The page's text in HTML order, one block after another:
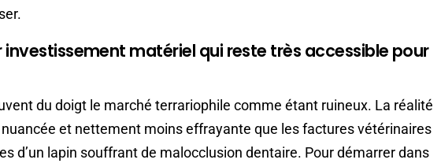
investissement matériel qui reste très accessible pour
du doigt le marché terrariophile comme étant ruineux. La réalité
et nettement moins effrayante que les factures vétérinaires
d’un lapin souffrant de malocclusion dentaire. Pour démarrer dans